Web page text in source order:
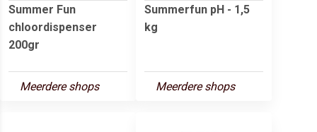
Summer Fun
chloordispenser
200gr
Meerdere shops
Summerfun pH - 1,5
kg
Meerdere shops